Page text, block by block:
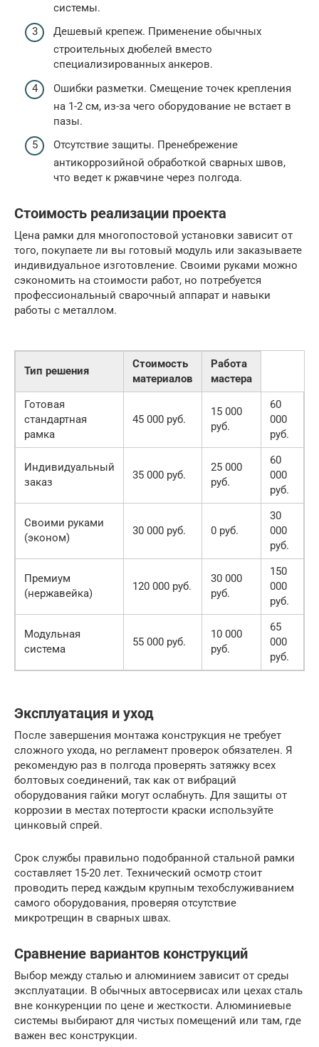
системы.
Дешевый крепеж. Применение обычных
строительных дюбелей вместо
специализированных анкеров.
Ошибки разметки. Смещение точек крепления
на 1-2 см, из-за чего оборудование не встает в
пазы.
Отсутствие защиты. Пренебрежение
антикоррозийной обработкой сварных швов,
что ведет к ржавчине через полгода.
Стоимость реализации проекта
Цена рамки для многопостовой установки зависит от
того, покупаете ли вы готовый модуль или заказываете
индивидуальное изготовление. Своими руками можно
сэкономить на стоимости работ, но потребуется
профессиональный сварочный аппарат и навыки
работы с металлом.
Тип решения
Стоимость
материалов
Работа
мастера
Готовая
стандартная
рамка
45 000 руб.
15 000
руб.
60
000
руб.
Индивидуальный
заказ
35 000 руб.
25 000
руб.
60
000
руб.
Своими руками
(эконом)
30 000 руб. 0 руб.
30
000
руб.
Премиум
(нержавейка)
120 000 руб.
30 000
руб.
150
000
руб.
Модульная
система
55 000 руб.
10 000
руб.
65
000
руб.
Эксплуатация и уход
После завершения монтажа конструкция не требует
сложного ухода, но регламент проверок обязателен. Я
рекомендую раз в полгода проверять затяжку всех
болтовых соединений, так как от вибраций
оборудования гайки могут ослабнуть. Для защиты от
коррозии в местах потертости краски используйте
цинковый спрей.
Срок службы правильно подобранной стальной рамки
составляет 15-20 лет. Технический осмотр стоит
проводить перед каждым крупным техобслуживанием
самого оборудования, проверяя отсутствие
микротрещин в сварных швах.
Сравнение вариантов конструкций
Выбор между сталью и алюминием зависит от среды
эксплуатации. В обычных автосервисах или цехах сталь
вне конкуренции по цене и жесткости. Алюминиевые
системы выбирают для чистых помещений или там, где
важен вес конструкции.